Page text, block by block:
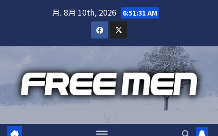
月. 8月 10th, 2026 6:51:32 AM